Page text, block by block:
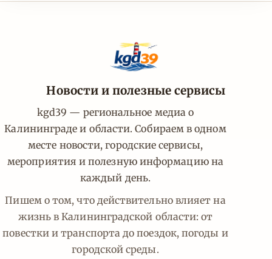
Новости и полезные сервисы
kgd39 — региональное медиа о
Калининграде и области. Собираем в одном
месте новости, городские сервисы,
мероприятия и полезную информацию на
каждый день.
Пишем о том, что действительно влияет на
жизнь в Калининградской области: от
повестки и транспорта до поездок, погоды и
городской среды.